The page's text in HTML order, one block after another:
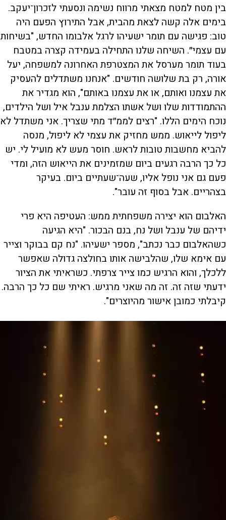
בין מטח למטח מצאתי מרווח נשימה ונסעתי לזכרון־יעקב.
בימים אלה קשה לצאת מהבית, אבל התירוץ הפעם היה
טוב: פגישה עם תומר ישעיהו לרגל אלבומו החדש, "בשיחות
עם עצמי״. השיחה שלנו התחילה בעמידה קצרה במטבח
בעוד תומר מערסל את המצטרפת האחרונה למשפחה, יעל
אורה, רק בת שלושה חודשים. "אנחנו משתדלים להעסיק
את עצמנו ואותם, או את עצמנו באותם", הוא מגדיר את
ההתמודדות שלו ושל אשתו הצלמת ענבל איל ושל הילדים,
נוכח הימים הללו. "רצים לממ״ד מתי שצריך. אני משתדל לא
ליפול לייאוש. ממש מחזיק את עצמי לא ליפול, מנסה
להביא מחשבות טובות לראש. חוסר מעש לא מועיל לי. יש
כל כך הרבה רגעים ביום שמזמינים את הייאוש הזה, ומדי
פעם גם אני נופל אליו, שעה־שעתיים ביום. בעיקר
בצהריים. אבל בסוף זה עובר".
האלבום הוא יצירה משפחתית ממש: העטיפה היא פרי
ידיהם של ענבל ושל נח, בנם הבכור. "היא הגיעה
כשהאלבום כבר נכתב", מספר ישעיהו. "נח קם בבוקר וצייר
עם אימא שלו, שהלבישה אותו בחולצה גדולה שאפשר
ללכלך, והוא הרגיש כמו צייר צרפתי. כשראיתי את הציור
ידעתי שזה זה. זה מה שאני מרגיש. ראיתי שם כל כך הרבה.
קיבלתי כמובן אישור מהיוצרים".